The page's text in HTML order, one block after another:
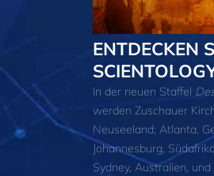
ENTDECKEN
In der neuen Staffel
werden Zuschauer
Neuseeland; Atlanta,
Johannesburg,
Sydney, Australien,